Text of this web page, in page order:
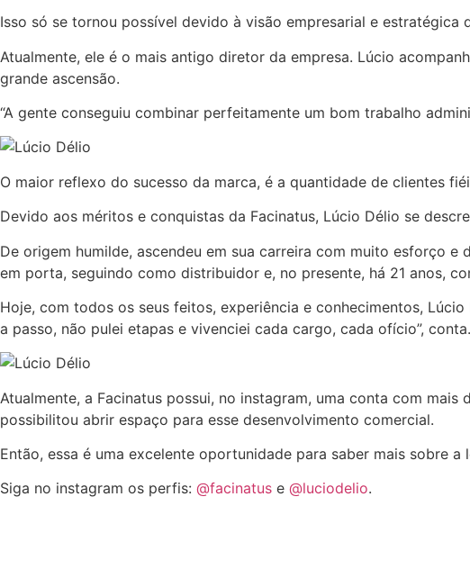
Isso só se tornou possível devido à visão empresarial e estratégica
Atualmente, ele é o mais antigo diretor da empresa. Lúcio
grande ascensão.
“A gente conseguiu combinar perfeitamente um bom trabalho
O maior reflexo do sucesso da marca, é a quantidade de clientes
Devido aos méritos e conquistas da Facinatus, Lúcio Délio se
De origem humilde, ascendeu em sua carreira com muito esforço
em porta, seguindo como distribuidor e, no presente, há 21 anos,
Hoje, com todos os seus feitos, experiência e conhecimentos,
a passo, não pulei etapas e vivenciei cada cargo, cada ofício”, conta.
Atualmente, a Facinatus possui, no instagram, uma conta com
possibilitou abrir espaço para esse desenvolvimento comercial.
Então, essa é uma excelente oportunidade para saber mais sobre
Siga no instagram os perfis: @facinatus e @luciodelio.